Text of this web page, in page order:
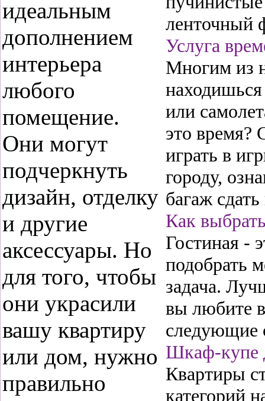
идеальным
дополнением
интерьера
любого
помещение.
Они могут
подчеркнуть
дизайн, отделку
и другие
аксессуары. Но
для того, чтобы
они украсили
вашу квартиру
или дом, нужно
правильно
ленточный
Услуга
Многим из
находишься
или
это время?
играть в
городу,
багаж
Как
Гостиная -
подобрать
задача.
вы любите
следующие
Шкаф-купе
Квартиры
категорий